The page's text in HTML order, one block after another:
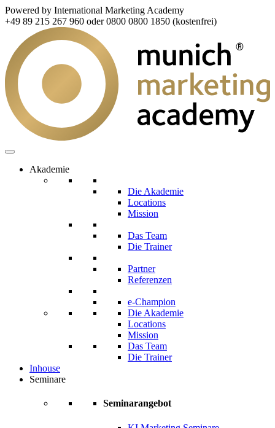
Powered by International Marketing Academy
+49 89 215 267 960 oder 0800 0800 1850 (kostenfrei)
Akademie
Die Akademie
Locations
Mission
Das Team
Die Trainer
Partner
Referenzen
e-Champion
Die Akademie
Locations
Mission
Das Team
Die Trainer
Inhouse
Seminare
Seminarangebot